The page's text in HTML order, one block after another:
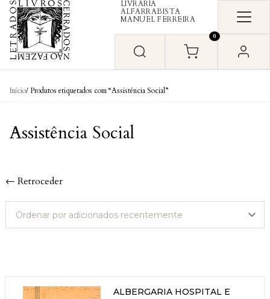
Skip to content
LIVRARIA
ALFARRABISTA
MANUEL FERREIRA
0
Início/ Produtos etiquetados com “Assistência Social”
Assistência Social
← Retroceder
ALBERGARIA HOSPITAL E